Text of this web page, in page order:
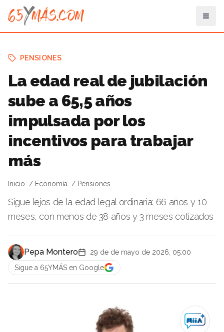
PENSIONES
La edad real de jubilación
sube a 65,5 años
impulsada por los
incentivos para trabajar
más
Inicio Economía Pensiones
Sigue lejos de la edad legal ordinaria: 66 años y 10
meses, con menos de 38 años y 3 meses cotizados
Pepa Montero
29 de de mayo de 2026, 05:00
Sigue a 65YMÁS en Google